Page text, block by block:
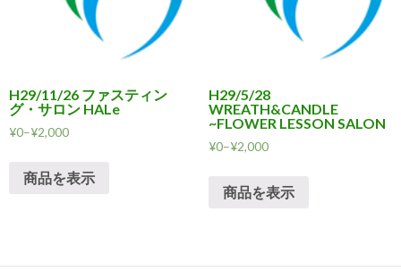
H29/11/26 ファスティン
グ・サロン HALe
¥0–¥2,000
商品を表示
H29/5/28
WREATH&CANDLE
~FLOWER LESSON SALON
¥0–¥2,000
商品を表示